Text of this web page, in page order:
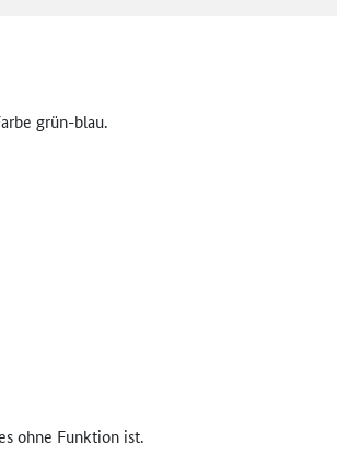
grün-blau.
ohne Funktion ist.